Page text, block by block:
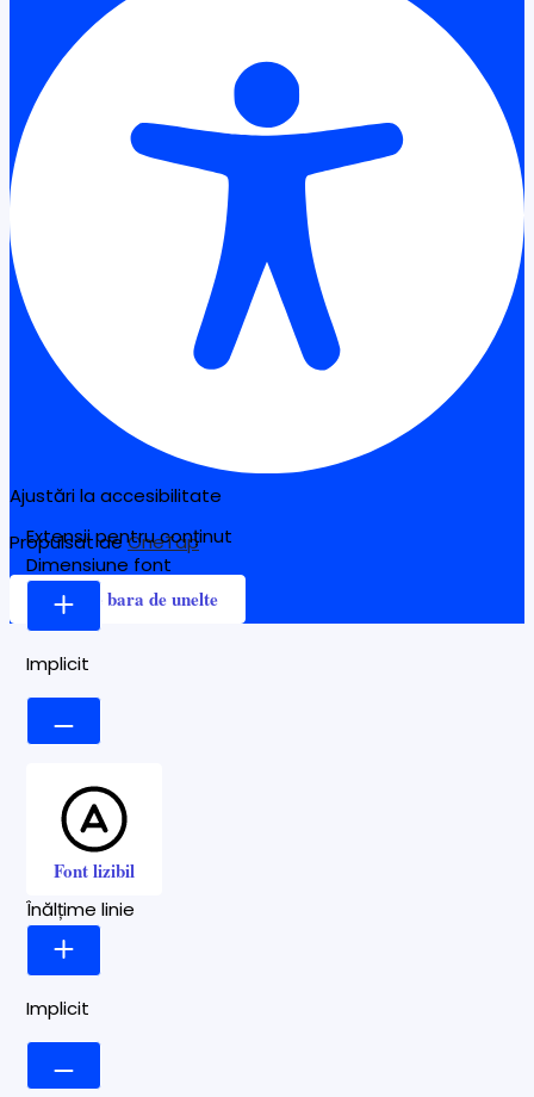
Ajustări la accesibilitate
Propulsat deOneTap
Ascunde bara de unelte
Extensii pentru conținut
Dimensiune font
Implicit
Font lizibil
Înălțime linie
Implicit